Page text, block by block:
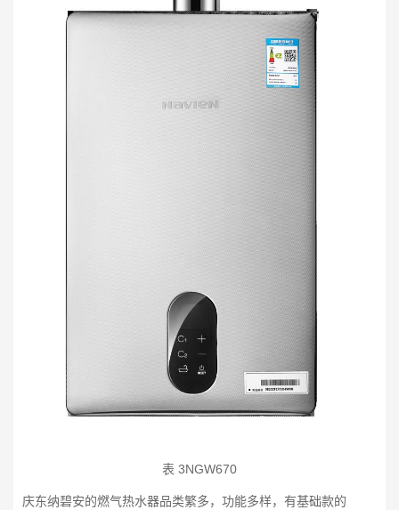
表 3NGW670
庆东纳碧安的燃气热水器品类繁多，功能多样，有基础款的